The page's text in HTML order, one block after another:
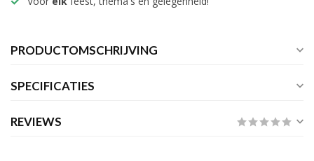
PRODUCTOMSCHRIJVING
SPECIFICATIES
REVIEWS